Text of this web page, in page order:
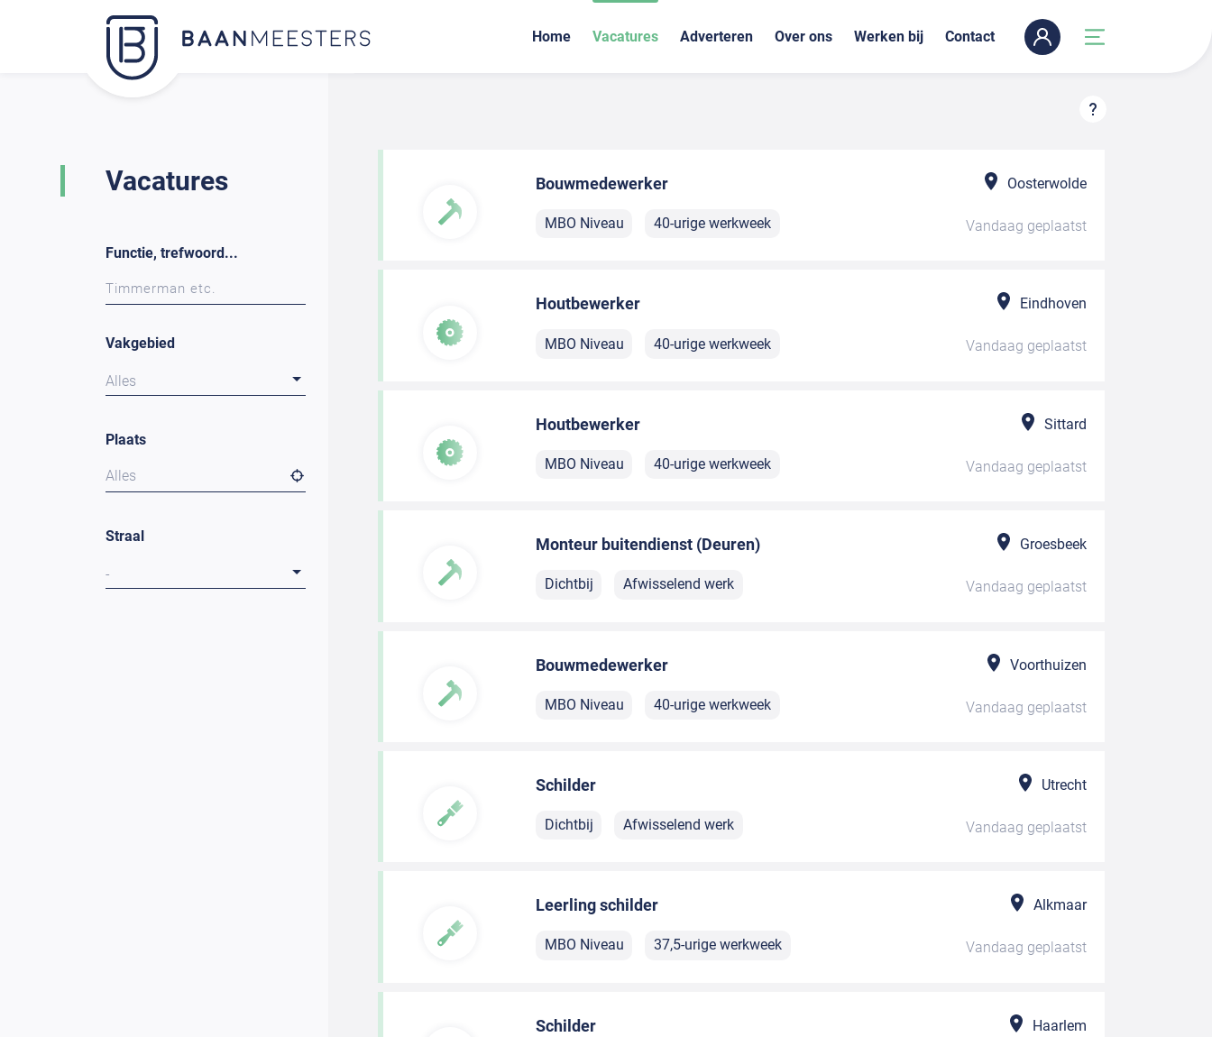
Home Vacatures Adverteren Over ons Werken bij Contact
Vacatures
Functie, trefwoord...
Vakgebied
Alles
Plaats
Alles
Straal
-
Bouwmedewerker Oosterwolde
MBO Niveau 40-urige werkweek Vandaag geplaatst
Houtbewerker Eindhoven
MBO Niveau 40-urige werkweek Vandaag geplaatst
Houtbewerker Sittard
MBO Niveau 40-urige werkweek Vandaag geplaatst
Monteur buitendienst (Deuren) Groesbeek
Dichtbij Afwisselend werk Vandaag geplaatst
Bouwmedewerker Voorthuizen
MBO Niveau 40-urige werkweek Vandaag geplaatst
Schilder Utrecht
Dichtbij Afwisselend werk Vandaag geplaatst
Leerling schilder Alkmaar
MBO Niveau 37,5-urige werkweek Vandaag geplaatst
Schilder Haarlem